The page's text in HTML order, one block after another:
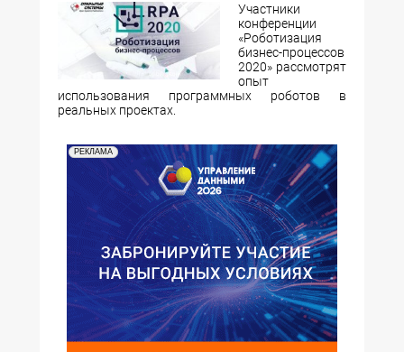
Участники
конференции
«Роботизация
бизнес-процессов
2020» рассмотрят
опыт
использования программных роботов в
реальных проектах.
РЕКЛАМА